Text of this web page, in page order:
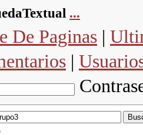
...
De Paginas |
|